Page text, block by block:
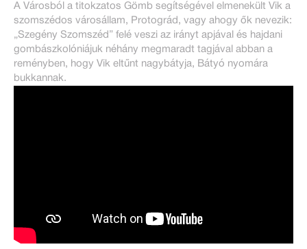
A Városból a titokzatos Gömb segítségével elmenekült Vik a
szomszédos városállam, Protográd, vagy ahogy ők nevezik:
„Szegény Szomszéd” felé veszi az irányt apjával és hajdani
gombászkolóniájuk néhány megmaradt tagjával abban a
reményben, hogy Vik eltűnt nagybátyja, Bátyó nyomára
bukkannak.